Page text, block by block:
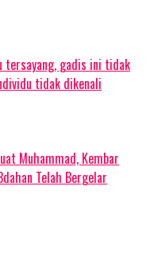
gadis ini tidak
tidak dikenali
Muhammad, Kembar
Telah Bergelar